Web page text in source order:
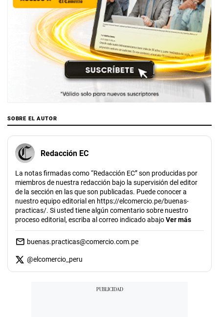
SOBRE EL AUTOR
Redacción EC
La notas firmadas como “Redacción EC” son producidas por
miembros de nuestra redacción bajo la supervisión del editor
de la sección en las que son publicadas. Puede conocer a
nuestro equipo editorial en https://elcomercio.pe/buenas-
practicas/. Si usted tiene algún comentario sobre nuestro
proceso editorial, escriba al correo indicado abajoVer más
buenas.practicas@comercio.com.pe
@elcomercio_peru